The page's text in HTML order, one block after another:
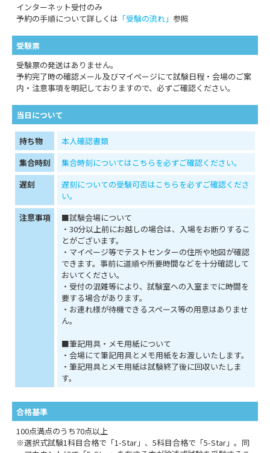
インターネット受付のみ
予約の手順について詳しくは 「受験の流れ」 参照
受験票
受験票の発送はありません。
予約完了時の確認メール及びマイページにて試験日程・会場のご案
内・注意事項を明記しておりますので、必ずご確認ください。
当日について
持ち物
本人確認書類
集合時刻
集合時刻についてはこちらを必ずご確認ください。
遅刻
遅刻についての受験可否はこちらを必ずご確認くださ
い。
注意事項
■試験会場について
・30分以上前にお越しの場合は、入場をお断りするこ
とがございます。
・マイページ等でテストセンターの住所や地図が確認
できます。事前に道順や所要時間などを十分確認して
おいてください。
・受付の混雑等により、試験室への入室までに時間を
要する場合があります。
・お連れ様が待機できるスペース等の用意はありませ
ん。
■筆記用具・メモ用紙について
・会場にて筆記用具とメモ用紙をお渡しいたします。
・筆記用具とメモ用紙は試験終了後に回収いたしま
す。
合格基準
100点満点のうち70点以上
※選択式試験1科目合格で「1-Star」、5科目合格で「5-Star」。同